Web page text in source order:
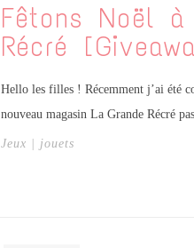
Fêtons Noël à
Récré
Hello les filles ! Récemment j’ai été
nouveau magasin La Grande Récré
Jeux | jouets